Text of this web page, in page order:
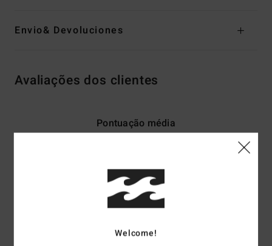
Envio& Devoluciones
Avaliações dos clientes
Pontuação média
2 avaliações verificadas
100% dos nossos clientes recomendam este produto
Relação qualidade/preço
Welcome!